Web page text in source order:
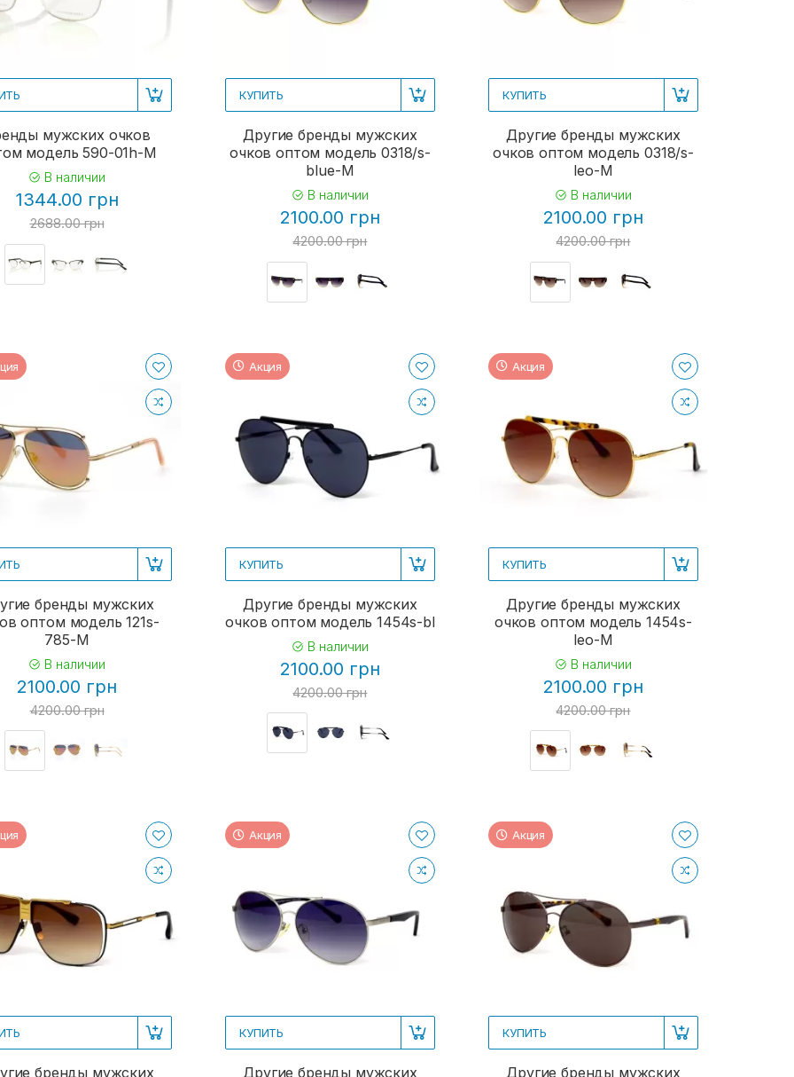
мужских очков
модель 590-01h-M
В наличии
1344.00 грн
2688.00 грн
КУПИТЬ
Другие бренды мужских
очков оптом модель 0318/s-
blue-M
В наличии
2100.00 грн
4200.00 грн
КУПИТЬ
Другие бренды мужских
очков оптом модель 0318/s-
leo-M
В наличии
2100.00 грн
4200.00 грн
бренды мужских
оптом модель 121s-
785-M
В наличии
2100.00 грн
4200.00 грн
Акция
КУПИТЬ
Другие бренды мужских
очков оптом модель 1454s-bl
В наличии
2100.00 грн
4200.00 грн
Акция
КУПИТЬ
Другие бренды мужских
очков оптом модель 1454s-
leo-M
В наличии
2100.00 грн
4200.00 грн
бренды мужских
Акция
КУПИТЬ
Другие бренды мужских
Акция
КУПИТЬ
Другие бренды мужских